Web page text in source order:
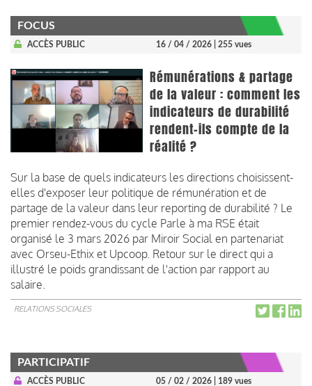
FOCUS
ACCÈS PUBLIC 16 / 04 / 2026 | 255 vues
Rémunérations & partage
de la valeur : comment les
indicateurs de durabilité
rendent-ils compte de la
réalité ?
Sur la base de quels indicateurs les directions choisissent-
elles d'exposer leur politique de rémunération et de
partage de la valeur dans leur reporting de durabilité ? Le
premier rendez-vous du cycle Parle à ma RSE était
organisé le 3 mars 2026 par Miroir Social en partenariat
avec Orseu-Ethix et Upcoop. Retour sur le direct qui a
illustré le poids grandissant de l'action par rapport au
salaire.
RELATIONS SOCIALES
PARTICIPATIF
ACCÈS PUBLIC 05 / 02 / 2026 | 189 vues